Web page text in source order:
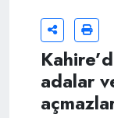
adalar